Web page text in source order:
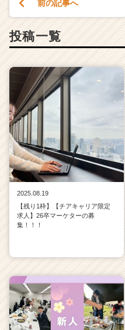
前の記事へ
投稿一覧
2025.08.19
【残り1枠】【チアキャリア限定
求人】26卒マーケターの募
集！！！